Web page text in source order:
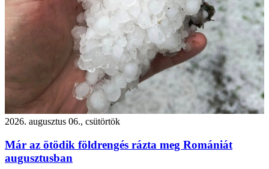
2026. augusztus 06., csütörtök
Már az ötödik földrengés rázta meg Romániát
augusztusban